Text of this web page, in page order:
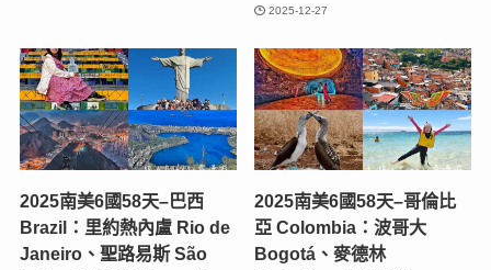
2025-12-27
2025南美6國58天–巴西
Brazil：里約熱內盧 Rio de
Janeiro、聖路易斯 São
2025南美6國58天–哥倫比
亞 Colombia：波哥大
Bogotá、麥德林